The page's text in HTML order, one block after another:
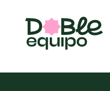
No se han